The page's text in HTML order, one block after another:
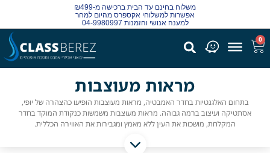
משלוח בחינם עד הבית ברכישה מ-₪499
אפשרות למשלוחי אקספרס מהיום למחר
למענה אנושי והזמנות 04-9980997
0
מראות מעוצבות
בתחום האלגנטיות בחדר האמבטיה, מראות מעוצבות הופיעו כהצהרה של יופי,
אסתטיקה ועיצוב ברמה גבוהה. מראות מעוצבות משמשות כנקודת המוקד בחדר
המקלחת, מושכות את העין ללא מאמץ ומגבירות את האווירה הכללית.